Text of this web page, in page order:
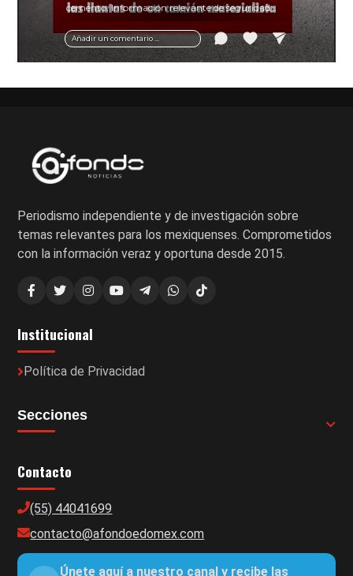
Añadir un comentario ...
cemento. Información relevante de seguridad
vial y recomendaciones para motociclistas.
Periodismo independiente y de investigación sobre
temas relevantes para los mexiquenses. Comprometidos
con la información veraz y oportuna desde 2015.
Institucional
Política de Privacidad
Secciones
Contacto
(55) 44041699
contacto@afondoedomex.com
Únete aquí a nuestro canal y recibe las